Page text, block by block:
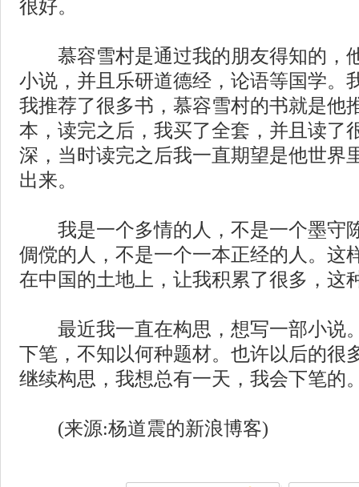
很好。
慕容雪村是通过我的朋友得知的，
小说，并且乐研道德经，论语等国学。
我推荐了很多书，慕容雪村的书就是他
本，读完之后，我买了全套，并且读了
深，当时读完之后我一直期望是他世界
出来。
我是一个多情的人，不是一个墨守
倜傥的人，不是一个一本正经的人。这
在中国的土地上，让我积累了很多，这
最近我一直在构思，想写一部小说
下笔，不知以何种题材。也许以后的很
继续构思，我想总有一天，我会下笔的
(来源:杨道震的新浪博客)